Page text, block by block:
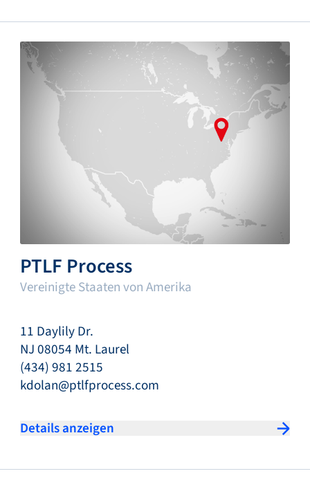
PTLF Process
Vereinigte Staaten von Amerika
11 Daylily Dr.
NJ 08054 Mt. Laurel
(434) 981 2515
kdolan@ptlfprocess.com
Details anzeigen